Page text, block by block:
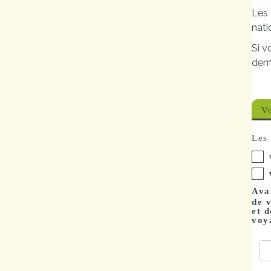
Les
Si
Les
de
et